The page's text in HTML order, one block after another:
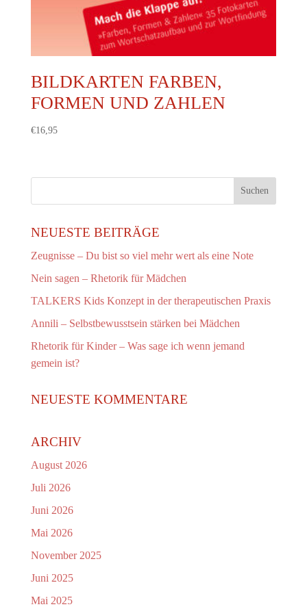
BILDKARTEN FARBEN,
FORMEN UND ZAHLEN
€16,95
NEUESTE BEITRÄGE
Zeugnisse – Du bist so viel mehr wert als eine Note
Nein sagen – Rhetorik für Mädchen
TALKERS Kids Konzept in der therapeutischen Praxis
Annili – Selbstbewusstsein stärken bei Mädchen
Rhetorik für Kinder – Was sage ich wenn jemand
gemein ist?
NEUESTE KOMMENTARE
ARCHIV
August 2026
Juli 2026
Juni 2026
Mai 2026
November 2025
Juni 2025
Mai 2025